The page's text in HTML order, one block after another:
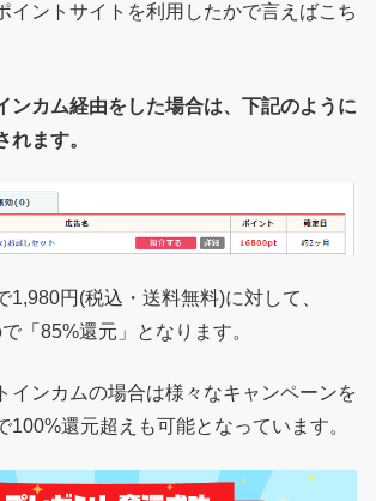
イントサイトを利用したかで言えばこち
ンカム経由をした場合は、下記のように
れます。
1,980円(税込・送料無料)に対して、
「85%還元」となります。
インカムの場合は様々なキャンペーンを
100%還元超えも可能となっています。